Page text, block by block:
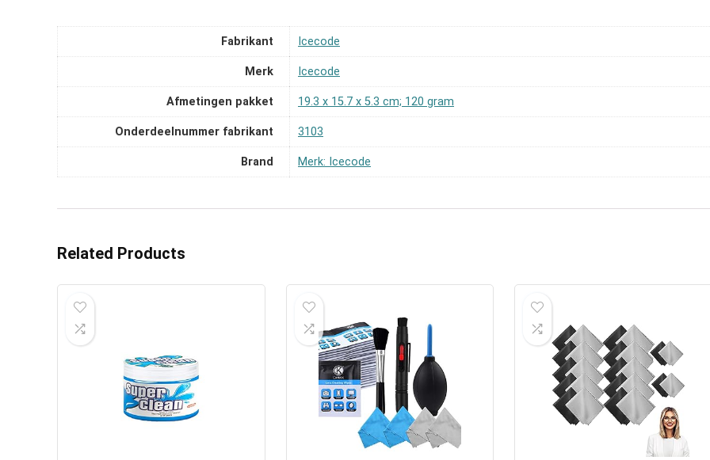
Fabrikant ‎Icecode
Merk ‎Icecode
Afmetingen pakket ‎19.3 x 15.7 x 5.3 cm; 120 gram
Onderdeelnummer fabrikant ‎3103
Brand Merk: Icecode
Related Products